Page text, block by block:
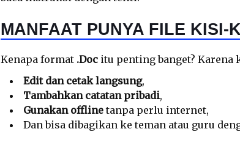
MANFAAT PUNYA FILE KISI-
Kenapa format .Doc itu penting banget? Karena
Edit dan cetak langsung,
Tambahkan catatan pribadi,
Gunakan offlinetanpa perlu internet,
Dan bisa dibagikan ke teman atau guru